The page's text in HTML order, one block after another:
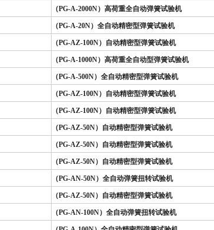
（PG-A-2000N）高荷重全自动弹簧试验机
（PG-A-20N）全自动精密型弹簧试验机
（PG-AZ-100N）自动精密型弹簧试验机
（PG-A-1000N）高荷重全自动型弹簧试验机
（PG-A-500N）全自动精密型弹簧试验机
（PG-AZ-100N）自动精密型弹簧试验机
（PG-AZ-100N）自动精密型弹簧试验机
（PG-AZ-50N）自动精密型弹簧试验机
（PG-AZ-50N）自动精密型弹簧试验机
（PG-AZ-50N）自动精密型弹簧试验机
（PG-AN-50N）全自动弹簧扭转试验机
（PG-AZ-50N）自动精密型弹簧试验机
（PG-AN-100N）全自动弹簧扭转试验机